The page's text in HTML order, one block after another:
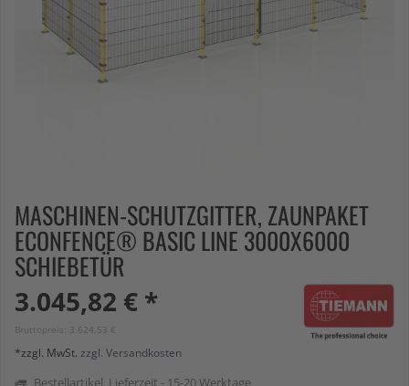
MASCHINEN-SCHUTZGITTER, ZAUNPAKET
ECONFENCE® BASIC LINE 3000X6000
SCHIEBETÜR
3.045,82 € *
Bruttopreis: 3.624,53 €
*zzgl. MwSt. zzgl. Versandkosten
Bestellartikel. Lieferzeit - 15-20 Werktage